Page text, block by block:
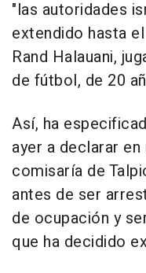
"las autoridades
extendido hasta
Rand Halauani,
de fútbol, de 20
Así, ha
ayer a declarar
comisaría de
antes de ser
de ocupación y
que ha decidido